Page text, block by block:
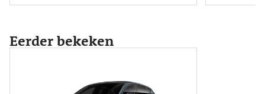
Eerder bekeken